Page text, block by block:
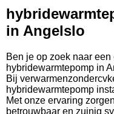
in Angelslo
Ben je op zoek naar
hybridewarmtepomp in
Bij
hybridewarmtepomp
Met onze ervaring
betrouwbaar en zuinig